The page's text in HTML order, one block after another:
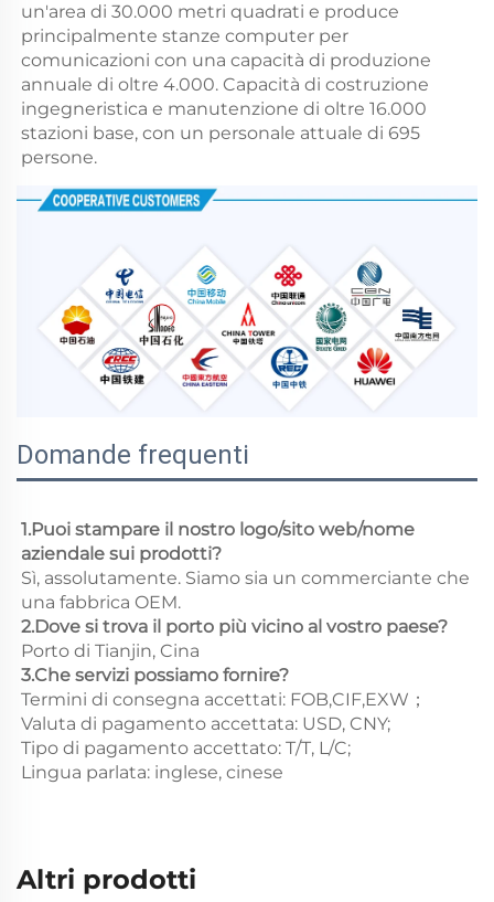
un'area di 30.000 metri quadrati e produce
principalmente stanze computer per
comunicazioni con una capacità di produzione
annuale di oltre 4.000. Capacità di costruzione
ingegneristica e manutenzione di oltre 16.000
stazioni base, con un personale attuale di 695
persone.
Domande frequenti
1.Puoi stampare il nostro logo/sito web/nome
aziendale sui prodotti?
Sì, assolutamente. Siamo sia un commerciante che
una fabbrica OEM.
2.Dove si trova il porto più vicino al vostro paese?
Porto di Tianjin, Cina
3.Che servizi possiamo fornire?
Termini di consegna accettati: FOB,CIF,EXW；
Valuta di pagamento accettata: USD, CNY;
Tipo di pagamento accettato: T/T, L/C;
Lingua parlata: inglese, cinese
Altri prodotti